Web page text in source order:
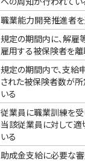
職業能力開発推進者を
規定の期間内に、解雇
雇用する被保険者を
規定の期間内で、支給
された被保険者数が
いる
従業員に職業訓練を受
当該従業員に対して適
いる
助成金支給に必要な